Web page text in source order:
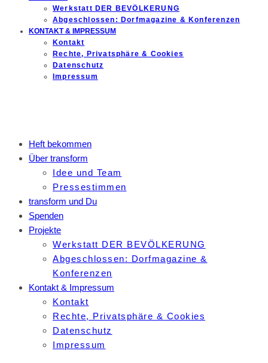
Werkstatt DER BEVÖLKERUNG
Abgeschlossen: Dorfmagazine & Konferenzen
KONTAKT & IMPRESSUM
Kontakt
Rechte, Privatsphäre & Cookies
Datenschutz
Impressum
Heft bekommen
Über transform
Idee und Team
Pressestimmen
transform und Du
Spenden
Projekte
Werkstatt DER BEVÖLKERUNG
Abgeschlossen: Dorfmagazine &
Konferenzen
Kontakt & Impressum
Kontakt
Rechte, Privatsphäre & Cookies
Datenschutz
Impressum